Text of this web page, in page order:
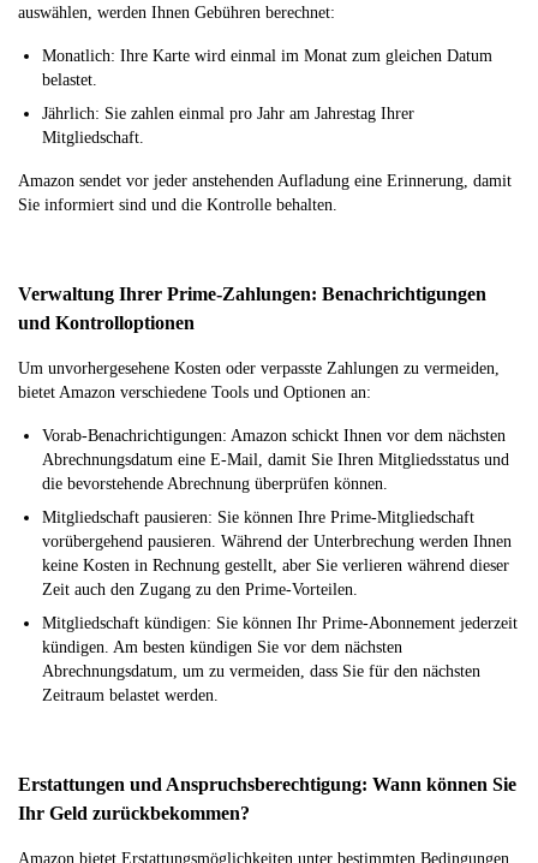
auswählen, werden Ihnen Gebühren berechnet:
Monatlich: Ihre Karte wird einmal im Monat zum gleichen Datum
belastet.
Jährlich: Sie zahlen einmal pro Jahr am Jahrestag Ihrer
Mitgliedschaft.
Amazon sendet vor jeder anstehenden Aufladung eine Erinnerung, damit
Sie informiert sind und die Kontrolle behalten.
Verwaltung Ihrer Prime-Zahlungen: Benachrichtigungen
und Kontrolloptionen
Um unvorhergesehene Kosten oder verpasste Zahlungen zu vermeiden,
bietet Amazon verschiedene Tools und Optionen an:
Vorab-Benachrichtigungen: Amazon schickt Ihnen vor dem nächsten
Abrechnungsdatum eine E-Mail, damit Sie Ihren Mitgliedsstatus und
die bevorstehende Abrechnung überprüfen können.
Mitgliedschaft pausieren: Sie können Ihre Prime-Mitgliedschaft
vorübergehend pausieren. Während der Unterbrechung werden Ihnen
keine Kosten in Rechnung gestellt, aber Sie verlieren während dieser
Zeit auch den Zugang zu den Prime-Vorteilen.
Mitgliedschaft kündigen: Sie können Ihr Prime-Abonnement jederzeit
kündigen. Am besten kündigen Sie vor dem nächsten
Abrechnungsdatum, um zu vermeiden, dass Sie für den nächsten
Zeitraum belastet werden.
Erstattungen und Anspruchsberechtigung: Wann können Sie
Ihr Geld zurückbekommen?
Amazon bietet Erstattungsmöglichkeiten unter bestimmten Bedingungen